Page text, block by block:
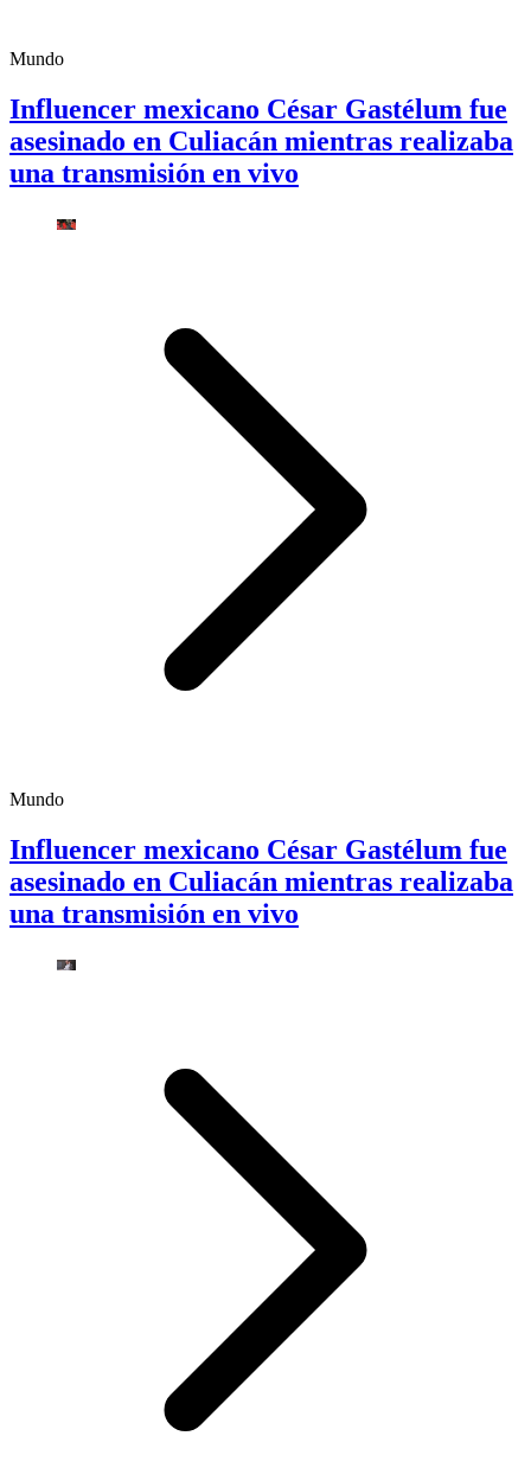
Mundo
Influencer mexicano César Gastélum fue
asesinado en Culiacán mientras realizaba
una transmisión en vivo
Mundo
Influencer mexicano César Gastélum fue
asesinado en Culiacán mientras realizaba
una transmisión en vivo